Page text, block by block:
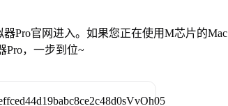
Pro官网进入。如果您正在使用M芯片的Mac
Pro，一步到位~